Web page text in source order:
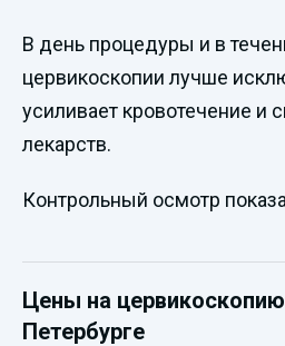
В день процедуры и в
цервикоскопии лучше
усиливает кровотечение и
лекарств.
Контрольный осмотр
Цены на
Петербурге